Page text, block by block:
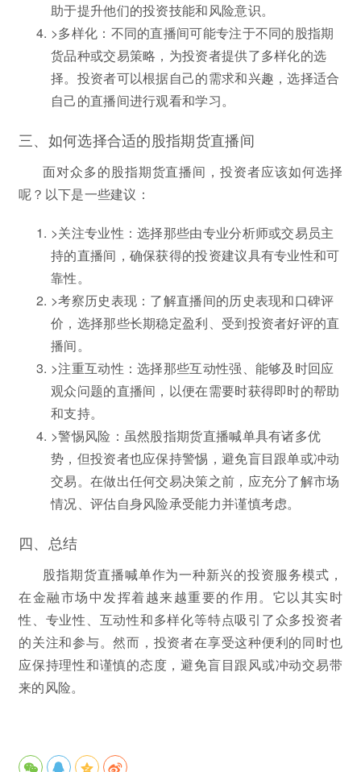
助于提升他们的投资技能和风险意识。
>多样化：不同的直播间可能专注于不同的股指期
货品种或交易策略，为投资者提供了多样化的选
择。投资者可以根据自己的需求和兴趣，选择适合
自己的直播间进行观看和学习。
三、如何选择合适的股指期货直播间
面对众多的股指期货直播间，投资者应该如何选择
呢？以下是一些建议：
>关注专业性：选择那些由专业分析师或交易员主
持的直播间，确保获得的投资建议具有专业性和可
靠性。
>考察历史表现：了解直播间的历史表现和口碑评
价，选择那些长期稳定盈利、受到投资者好评的直
播间。
>注重互动性：选择那些互动性强、能够及时回应
观众问题的直播间，以便在需要时获得即时的帮助
和支持。
>警惕风险：虽然股指期货直播喊单具有诸多优
势，但投资者也应保持警惕，避免盲目跟单或冲动
交易。在做出任何交易决策之前，应充分了解市场
情况、评估自身风险承受能力并谨慎考虑。
四、总结
股指期货直播喊单作为一种新兴的投资服务模式，
在金融市场中发挥着越来越重要的作用。它以其实时
性、专业性、互动性和多样化等特点吸引了众多投资者
的关注和参与。然而，投资者在享受这种便利的同时也
应保持理性和谨慎的态度，避免盲目跟风或冲动交易带
来的风险。